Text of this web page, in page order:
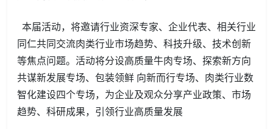
本届活动，将邀请行业资深专家、企业代表、相关行业
同仁共同交流肉类行业市场趋势、科技升级、技术创新
等焦点问题。活动将分设高质量牛肉专场、探索新方向
共谋新发展专场、包装领鲜 向新而行专场、肉类行业数
智化建设四个专场，为企业及观众分享产业政策、市场
趋势、科研成果，引领行业高质量发展